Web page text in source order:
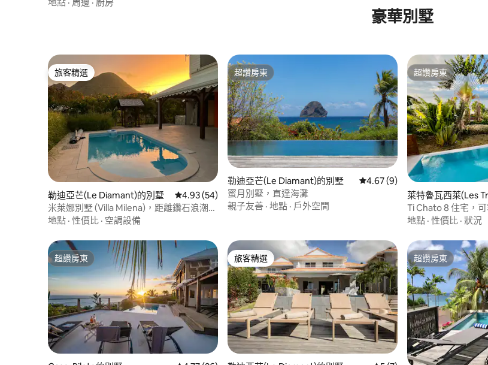
豪華別墅
旅客精選
旅客精選
勒迪亞芒(Le Diamant)的別墅 從 54 則評價中獲得 4.93 的平均評分（滿分 5 分）
4.93 (54)
米萊娜別墅 (Villa Milena)，距離鑽石浪潮
(Diamond Waves) 海灘 20 公尺
地點 · 性價比 · 空調設備
超讚房東
超讚房東
勒迪亞芒(Le Diamant)的別墅 從 9 則評價中獲得 4.67 的平均
4.67 (9)
蜜月別墅，直達海灘
親子友善 · 地點 · 戶外空間
超讚房東
超讚房東
萊特魯瓦西萊(Les
墅
Ti Chato 8 住宅，
海灘 50 公尺
地點 · 性價比 · 狀況
超讚房東
超讚房東 旅客精選
旅客精選 超讚房東
超讚房東